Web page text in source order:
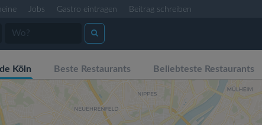
Jobs Gastro eintragen Beitrag schreiben
Köln Beste Restaurants Beliebteste Restaurants